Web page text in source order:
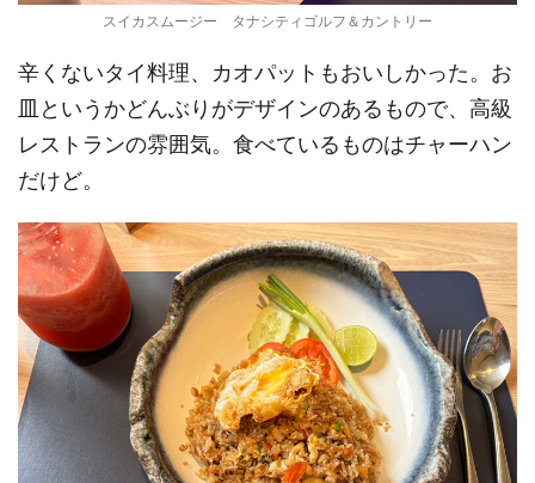
スイカスムージー タナシティゴルフ＆カントリー
辛くないタイ料理、カオパットもおいしかった。お
皿というかどんぶりがデザインのあるもので、高級
レストランの雰囲気。食べているものはチャーハン
だけど。